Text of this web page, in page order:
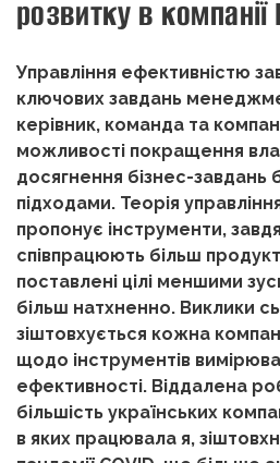
розвитку в компанії
Управління ефективністю
ключових завдань
керівник, команда та
можливості покращення
досягнення бізнес-завдань
підходами. Теорія
пропонує інструменти,
співпрацюють більш
поставлені цілі меншими
більш натхненно. Виклики
зіштовхується кожна
щодо інструментів
ефективності. Віддалена
більшість українських
в яких працювала я,